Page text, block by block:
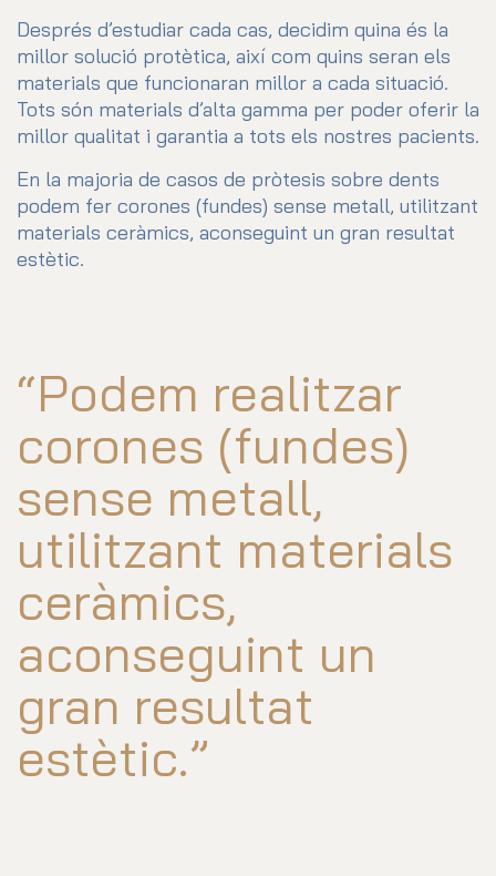
Després d’estudiar cada cas, decidim quina és la
millor solució protètica, així com quins seran els
materials que funcionaran millor a cada situació.
Tots són materials d’alta gamma per poder oferir la
millor qualitat i garantia a tots els nostres pacients.
En la majoria de casos de pròtesis sobre dents
podem fer corones (fundes) sense metall, utilitzant
materials ceràmics, aconseguint un gran resultat
estètic.
“Podem realitzar
corones (fundes)
sense metall,
utilitzant materials
ceràmics,
aconseguint un
gran resultat
estètic.”